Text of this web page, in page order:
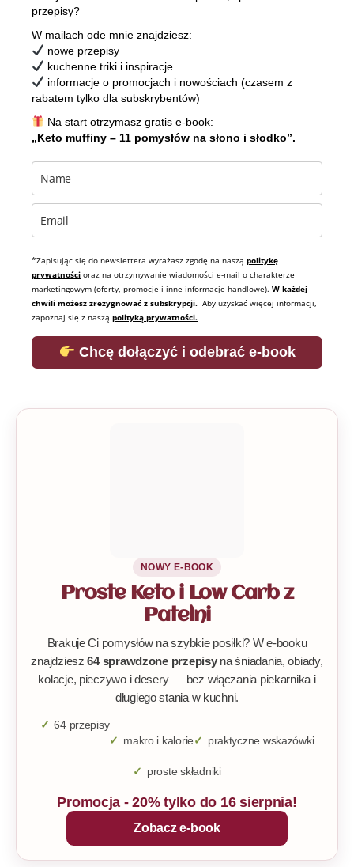
przepisy?
W mailach ode mnie znajdziesz:
nowe przepisy
kuchenne triki i inspiracje
informacje o promocjach i nowościach (czasem z
rabatem tylko dla subskrybentów)
Na start otrzymasz gratis e-book:
„Keto muffiny – 11 pomysłów na słono i słodko”.
*Zapisując się do newslettera wyrażasz zgodę na naszą politykę
prywatności oraz na otrzymywanie wiadomości e-mail o charakterze
marketingowym (oferty, promocje i inne informacje handlowe). W każdej
chwili możesz zrezygnować z subskrypcji. Aby uzyskać więcej informacji,
zapoznaj się z naszą polityką prywatności.
Chcę dołączyć i odebrać e-book
NOWY E-BOOK
Proste Keto i Low Carb z
Patelni
Brakuje Ci pomysłów na szybkie posiłki? W e-booku
znajdziesz64 sprawdzone przepisyna śniadania, obiady,
kolacje, pieczywo i desery — bez włączania piekarnika i
długiego stania w kuchni.
64 przepisy
makro i kalorie
praktyczne wskazówki
proste składniki
Promocja - 20% tylko do 16 sierpnia!
Zobacz e-book